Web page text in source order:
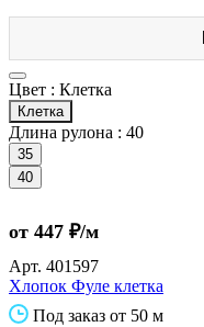
Цвет : Клетка
Клетка
Длина рулона : 40
35
40
от 447 ₽/м
Арт. 401597
Хлопок Фуле клетка
Под заказ от 50 м